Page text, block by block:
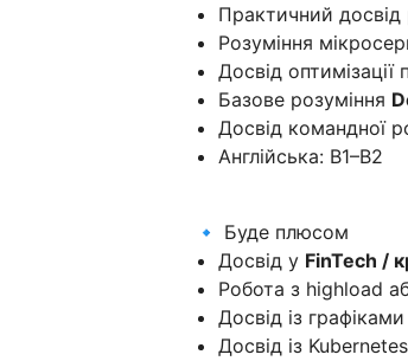
Практичний досвід
Розуміння
Досвід
Базове розуміння
Досвід командної
Англійська: B1–B2
🔹 Буде плюсом
Досвід у FinTech /
Робота з highload
Досвід із
Досвід із